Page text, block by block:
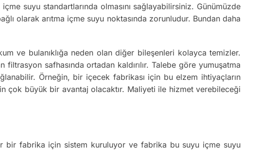
suyu standartlarında olmasını sağlayabilirsiniz. Günümüzde
olarak arıtma içme suyu noktasında zorunludur. Bundan daha
ve bulanıklığa neden olan diğer bileşenleri kolayca temizler.
safhasında ortadan kaldırılır. Talebe göre yumuşatma
Örneğin, bir içecek fabrikası için bu elzem ihtiyaçların
çok büyük bir avantaj olacaktır. Maliyeti ile hizmet verebileceği
bir fabrika için sistem kuruluyor ve fabrika bu suyu içme suyu